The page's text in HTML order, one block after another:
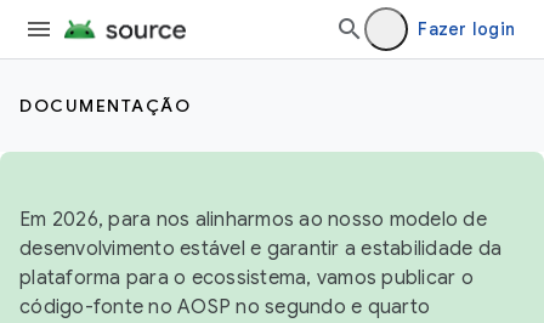
Fazer login
DOCUMENTAÇÃO
Em 2026, para nos alinharmos ao nosso modelo de
desenvolvimento estável e garantir a estabilidade da
plataforma para o ecossistema, vamos publicar o
código-fonte no AOSP no segundo e quarto